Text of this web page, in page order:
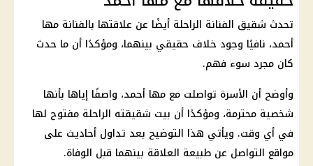
تحدث شقيق الفنانة الراحلة أيضًا عن علاقتها بالفنانة مها
أحمد، نافيًا وجود خلاف حقيقي بينهما، ومؤكدًا أن ما حدث
كان مجرد سوء فهم.
وأوضح أن الأسرة تواصلت مع مها أحمد، واصفًا إياها بأنها
شخصية محترمة، ومؤكدًا أن بيت شقيقته الراحلة مفتوح لها
في أي وقت. ويأتي هذا التوضيح بعد تداول أحاديث على
مواقع التواصل عن طبيعة العلاقة بينهما قبل الوفاة.